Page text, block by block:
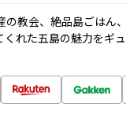
の教会、絶品島ごはん
れた五島の魅力をギ